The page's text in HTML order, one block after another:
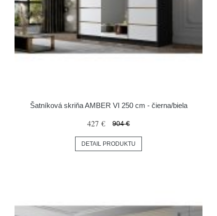
Šatníková skriňa AMBER VI 250 cm - čierna/biela
427 € 904 €
DETAIL PRODUKTU